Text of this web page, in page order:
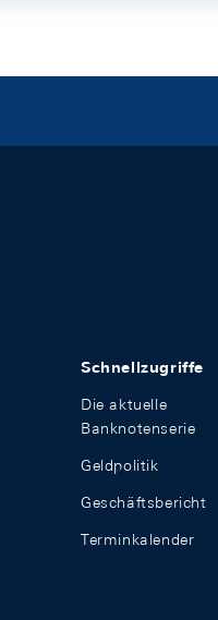
Schnellzugriffe
Die aktuelle
Banknotenserie
Geldpolitik
Geschäftsbericht
Terminkalender